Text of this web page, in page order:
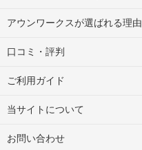
アウンワークスが選ばれる理由
口コミ・評判
ご利用ガイド
当サイトについて
お問い合わせ